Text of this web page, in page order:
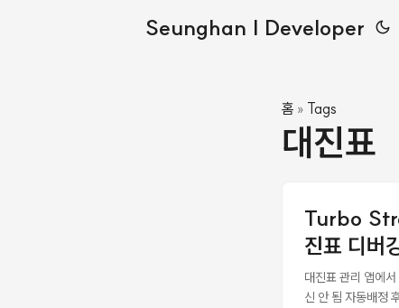
Seunghan | Developer
홈 » Tags
대진표
Turbo
진표 디버
대진표 관리 앱에
신 안 됨 자동배정